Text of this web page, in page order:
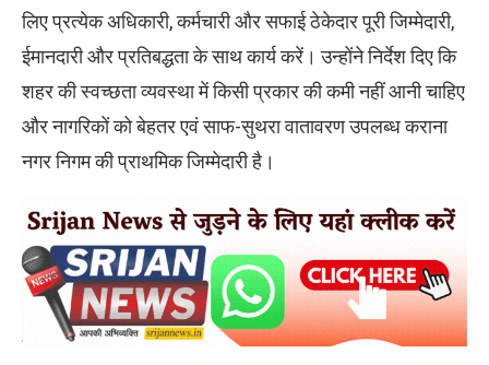
लिए प्रत्येक अधिकारी, कर्मचारी और सफाई ठेकेदार पूरी जिम्मेदारी,
ईमानदारी और प्रतिबद्धता के साथ कार्य करें। उन्होंने निर्देश दिए कि
शहर की स्वच्छता व्यवस्था में किसी प्रकार की कमी नहीं आनी चाहिए
और नागरिकों को बेहतर एवं साफ-सुथरा वातावरण उपलब्ध कराना
नगर निगम की प्राथमिक जिम्मेदारी है।